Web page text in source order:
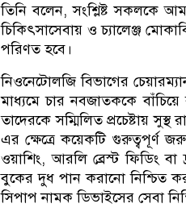
তিনি বলেন, সংশ্লিষ্ট সকলকে
চিকিৎসাসেবায় ও চ্যালেঞ্জ
পরিণত হবে।
নিওনেটোলজি বিভাগের
মাধ্যমে চার নবজাতককে
তাদেরকে সম্মিলিত প্রচেষ্টায়
এর ক্ষেত্রে কয়েকটি গুরুত্বপূর্ণ
ওয়াশিং, আরলি ব্রেস্ট ফিডিং
বুকের দুধ পান করানো নিশ্চিত
সিপাপ নামক ডিভাইসের সেবা